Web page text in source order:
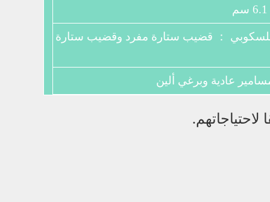
： قضيب ستارة مفرد وقضيب ستارة
عادية وبرغي ألين